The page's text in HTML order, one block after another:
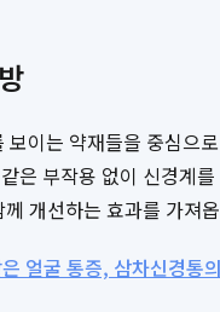
이는 약재들을 중심으
은 부작용 없이 신경계
개선하는 효과를 가져
얼굴 통증, 삼차신경통